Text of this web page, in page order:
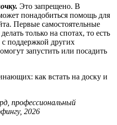
Это запрещено. В
понадобиться помощь для
Первые самостоятельные
только на спотах, то есть
поддержкой других
запустить или посадить
профессиональный
2026